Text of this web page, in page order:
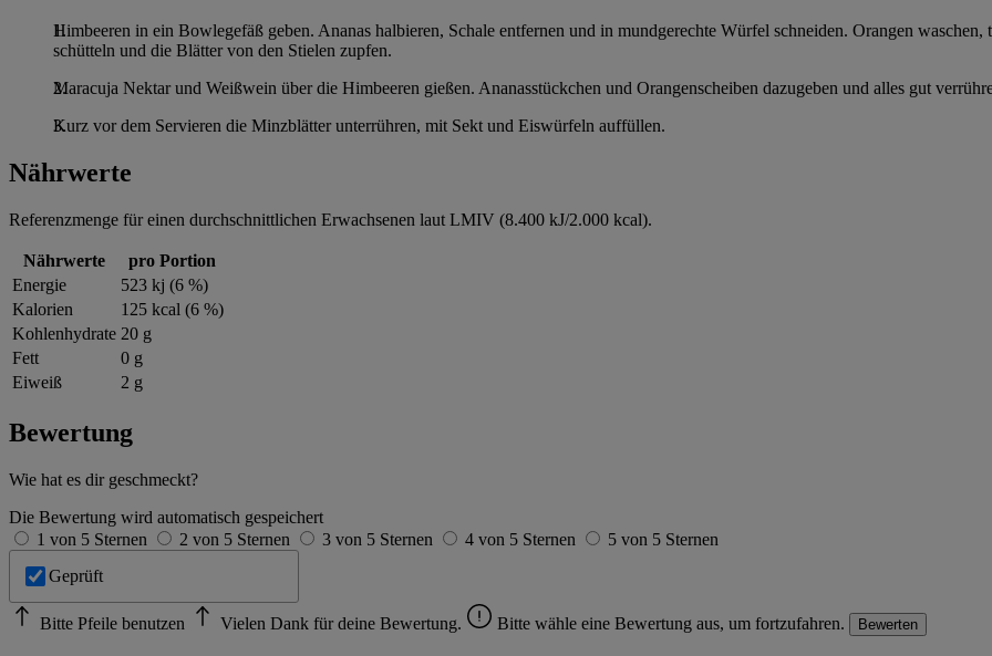
Himbeeren in ein Bowlegefäß geben. Ananas halbieren, Schale entfernen und in mundgerechte Würfel schneiden. Orangen
schütteln und die Blätter von den Stielen zupfen.
Maracuja Nektar und Weißwein über die Himbeeren gießen. Ananasstückchen und Orangenscheiben dazugeben und alles gut
Kurz vor dem Servieren die Minzblätter unterrühren, mit Sekt und Eiswürfeln auffüllen.
Nährwerte
Referenzmenge für einen durchschnittlichen Erwachsenen laut LMIV (8.400 kJ/2.000 kcal).
Nährwerte
pro Portion
Energie
523 kj (6 %)
Kalorien
125 kcal (6 %)
Kohlenhydrate 20 g
Fett
0 g
Eiweiß
2 g
Bewertung
Wie hat es dir geschmeckt?
Die Bewertung wird automatisch gespeichert
1 von 5 Sternen
2 von 5 Sternen 3 von 5 Sternen 4 von 5 Sternen
5 von 5 Sternen
Geprüft
Bitte Pfeile benutzen Vielen Dank für deine Bewertung. Bitte wähle eine Bewertung aus, um fortzufahren. Bewerten